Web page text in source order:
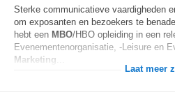
Sterke communicatieve vaardigheden
om exposanten en bezoekers te
hebt een MBO/HBO opleiding in een
Evenementenorganisatie, -Leisure en
Marketing
Laat meer